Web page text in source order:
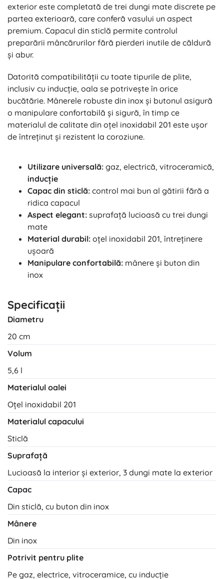
exterior este completată de trei dungi mate discrete pe
partea exterioară, care conferă vasului un aspect
premium. Capacul din sticlă permite controlul
preparării mâncărurilor fără pierderi inutile de căldură
și abur.
Datorită compatibilității cu toate tipurile de plite,
inclusiv cu inducție, oala se potrivește în orice
bucătărie. Mânerele robuste din inox și butonul asigură
o manipulare confortabilă și sigură, în timp ce
materialul de calitate din oțel inoxidabil 201 este ușor
de întreținut și rezistent la coroziune.
Utilizare universală: gaz, electrică, vitroceramică,
inducție
Capac din sticlă: control mai bun al gătirii fără a
ridica capacul
Aspect elegant: suprafață lucioasă cu trei dungi
mate
Material durabil: oțel inoxidabil 201, întreținere
ușoară
Manipulare confortabilă: mânere și buton din
inox
Specificații
Diametru
20 cm
Volum
5,6 l
Materialul oalei
Oțel inoxidabil 201
Materialul capacului
Sticlă
Suprafață
Lucioasă la interior și exterior, 3 dungi mate la exterior
Capac
Din sticlă, cu buton din inox
Mânere
Din inox
Potrivit pentru plite
Pe gaz, electrice, vitroceramice, cu inducție